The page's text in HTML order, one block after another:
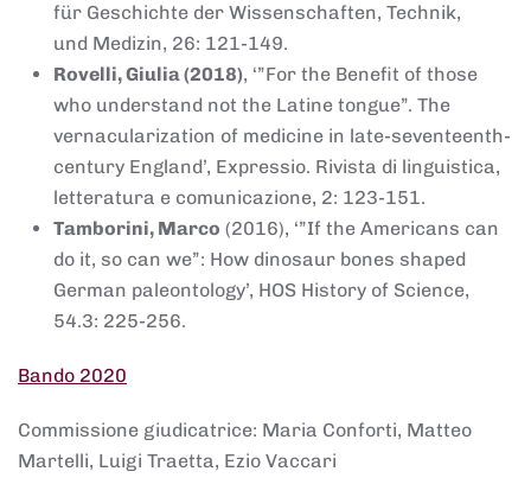
für Geschichte der Wissenschaften, Technik,
und Medizin, 26: 121-149.
Rovelli, Giulia (2018), ‘”For the Benefit of those
who understand not the Latine tongue”. The
vernacularization of medicine in late-seventeenth-
century England’, Expressio. Rivista di linguistica,
letteratura e comunicazione, 2: 123-151.
Tamborini, Marco (2016), ‘”If the Americans can
do it, so can we”: How dinosaur bones shaped
German paleontology’, HOS History of Science,
54.3: 225-256.
Bando 2020
Commissione giudicatrice: Maria Conforti, Matteo
Martelli, Luigi Traetta, Ezio Vaccari